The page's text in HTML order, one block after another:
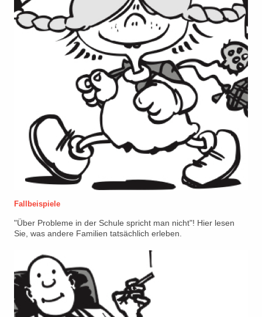
Fallbeispiele
"Über Probleme in der Schule spricht man nicht"! Hier lesen
Sie, was andere Familien tatsächlich erleben.